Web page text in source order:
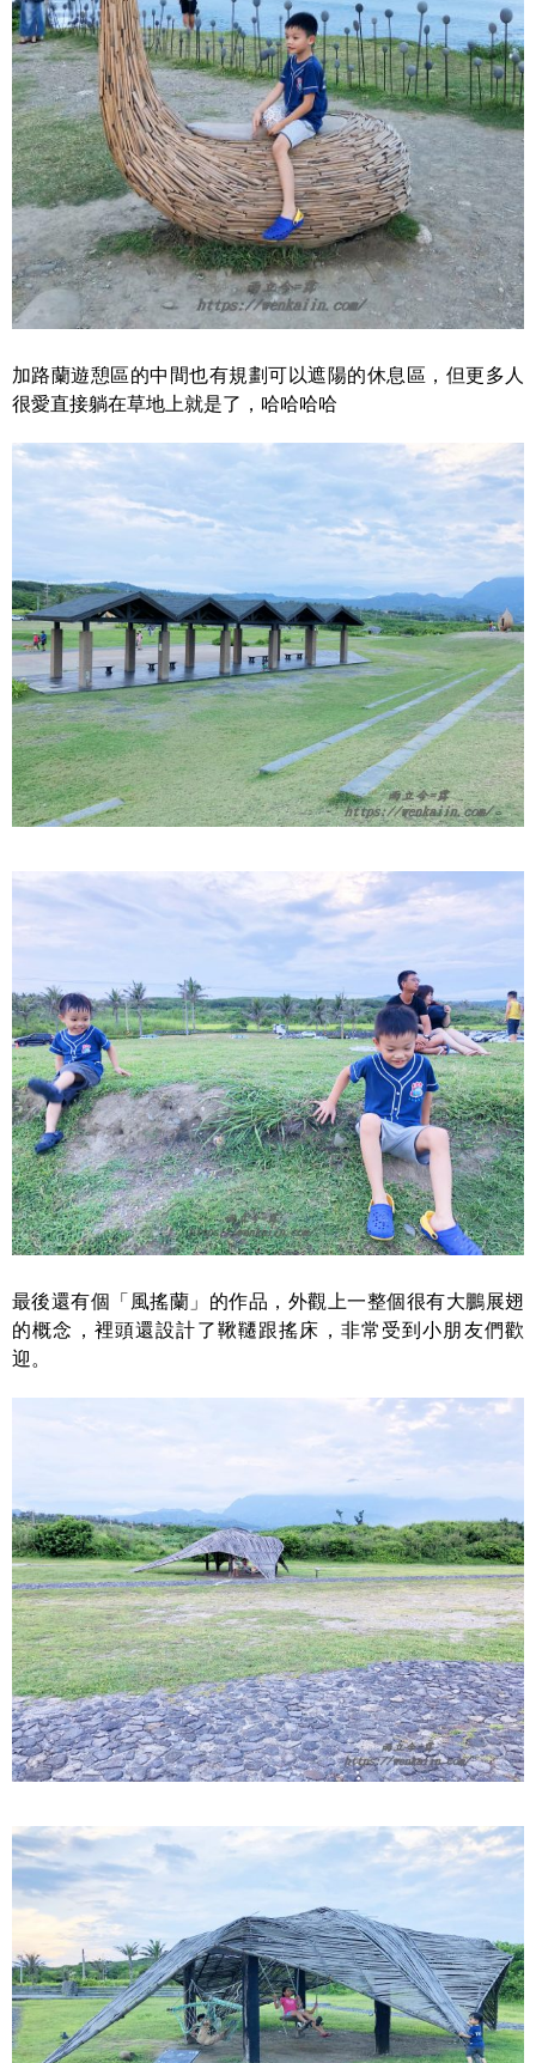
加路蘭遊憩區的中間也有規劃可以遮陽的休息區，但更多人
很愛直接躺在草地上就是了，哈哈哈哈
最後還有個「風搖蘭」的作品，外觀上一整個很有大鵬展翅
的概念，裡頭還設計了鞦韆跟搖床，非常受到小朋友們歡
迎。